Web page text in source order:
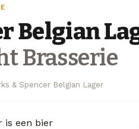
Belgian
Brasserie
& Spencer Belgian Lager
is een bier